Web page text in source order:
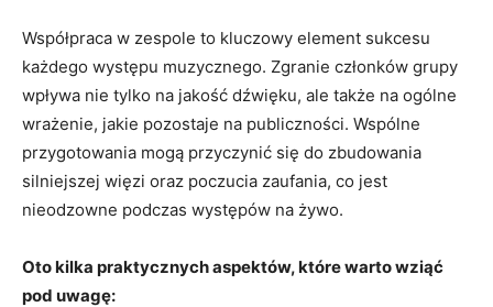
Współpraca w zespole to kluczowy element sukcesu
każdego występu muzycznego. Zgranie członków grupy
wpływa nie tylko na jakość dźwięku, ale także na ogólne
wrażenie, jakie pozostaje na publiczności. Wspólne
przygotowania mogą przyczynić się do zbudowania
silniejszej więzi oraz poczucia zaufania, co jest
nieodzowne podczas występów na żywo.
Oto kilka praktycznych aspektów, które warto wziąć
pod uwagę: